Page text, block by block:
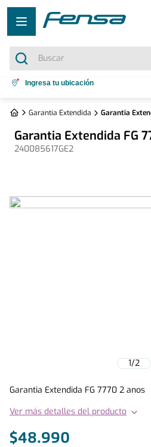
Buscar
Términos más buscados
3. bottom freezer
Ingresa tu ubicación
Garantía Extendida Garantia
Garantia Extendida FG
240085617GE2
1/2
Garantia Extendida FG 7770 2 anos
Ver más detalles del producto
$48.990